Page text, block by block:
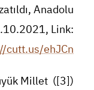
Anadolu
Link:
cutt.us/ehJCn
Millet